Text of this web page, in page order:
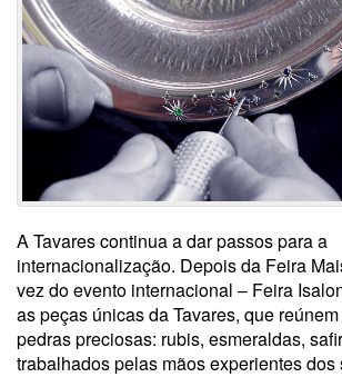
A Tavares continua a dar passos para a
internacionalização. Depois da Feira
vez do evento internacional – Feira
as peças únicas da Tavares, que
pedras preciosas: rubis, esmeraldas,
trabalhados pelas mãos experientes dos